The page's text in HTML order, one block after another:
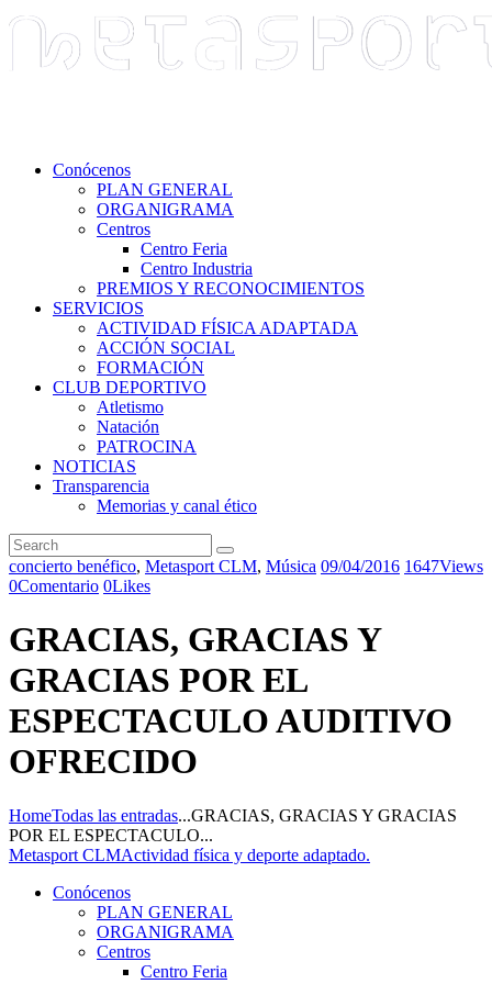
Conócenos
PLAN GENERAL
ORGANIGRAMA
Centros
Centro Feria
Centro Industria
PREMIOS Y RECONOCIMIENTOS
SERVICIOS
ACTIVIDAD FÍSICA ADAPTADA
ACCIÓN SOCIAL
FORMACIÓN
CLUB DEPORTIVO
Atletismo
Natación
PATROCINA
NOTICIAS
Transparencia
Memorias y canal ético
concierto benéfico, Metasport CLM, Música 09/04/2016 1647Views
0Comentario 0Likes
GRACIAS, GRACIAS Y
GRACIAS POR EL
ESPECTACULO AUDITIVO
OFRECIDO
HomeTodas las entradas...GRACIAS, GRACIAS Y GRACIAS
POR EL ESPECTACULO...
Metasport CLMActividad física y deporte adaptado.
Conócenos
PLAN GENERAL
ORGANIGRAMA
Centros
Centro Feria